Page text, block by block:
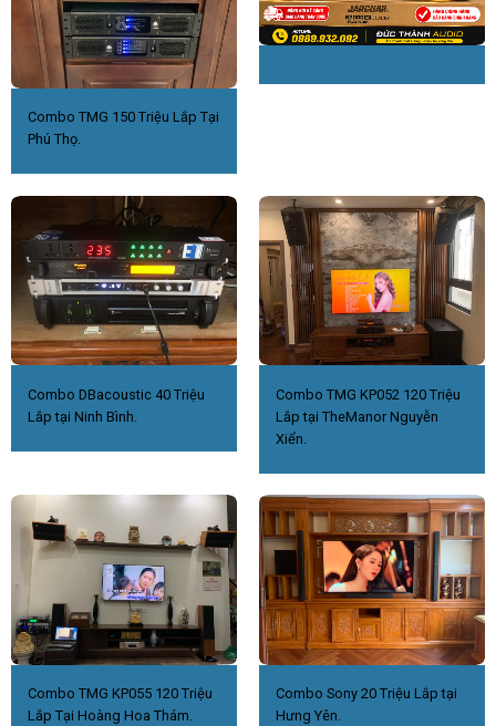
Combo TMG 150 Triệu Lắp Tại
Phú Thọ.
Combo DBacoustic 40 Triệu
Lắp tại Ninh Bình.
Combo TMG KP052 120 Triệu
Lắp tại TheManor Nguyễn
Xiển.
Combo TMG KP055 120 Triệu
Lắp Tại Hoàng Hoa Thám.
Combo Sony 20 Triệu Lắp tại
Hưng Yên.